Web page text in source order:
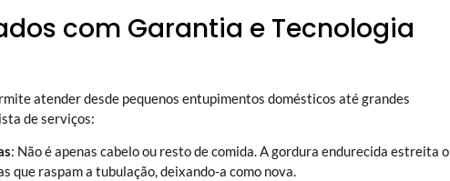
com Garantia e Tecnologia
atender desde pequenos entupimentos domésticos até grandes
de serviços:
: Não é apenas cabelo ou resto de comida. A gordura endurecida estreita o
que raspam a tubulação, deixando-a como nova.